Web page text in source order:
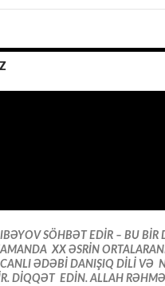
SÖHBƏT EDİR – BU
XX ƏSRİN
CANLI ƏDƏBİ DANIŞIQ DİLİ VƏ
DİQQƏT EDİN. ALLAH